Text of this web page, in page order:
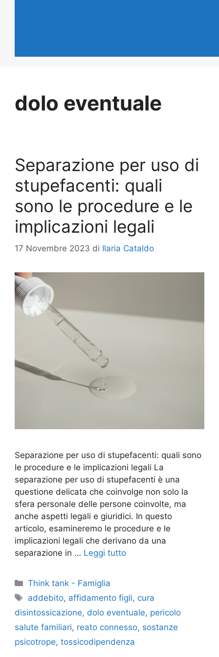
dolo eventuale
Separazione per uso di
stupefacenti: quali
sono le procedure e le
implicazioni legali
17 Novembre 2023 di Ilaria Cataldo
Separazione per uso di stupefacenti: quali sono
le procedure e le implicazioni legali La
separazione per uso di stupefacenti è una
questione delicata che coinvolge non solo la
sfera personale delle persone coinvolte, ma
anche aspetti legali e giuridici. In questo
articolo, esamineremo le procedure e le
implicazioni legali che derivano da una
separazione in … Leggi tutto
Categorie
Think tank - Famiglia
Tag
addebito, affidamento figli, cura
disintossicazione, dolo eventuale, pericolo
salute familiari, reato connesso, sostanze
psicotrope, tossicodipendenza